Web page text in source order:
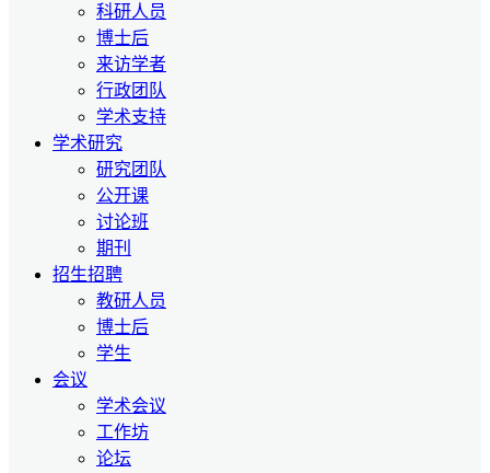
科研人员
博士后
来访学者
行政团队
学术支持
学术研究
研究团队
公开课
讨论班
期刊
招生招聘
教研人员
博士后
学生
会议
学术会议
工作坊
论坛